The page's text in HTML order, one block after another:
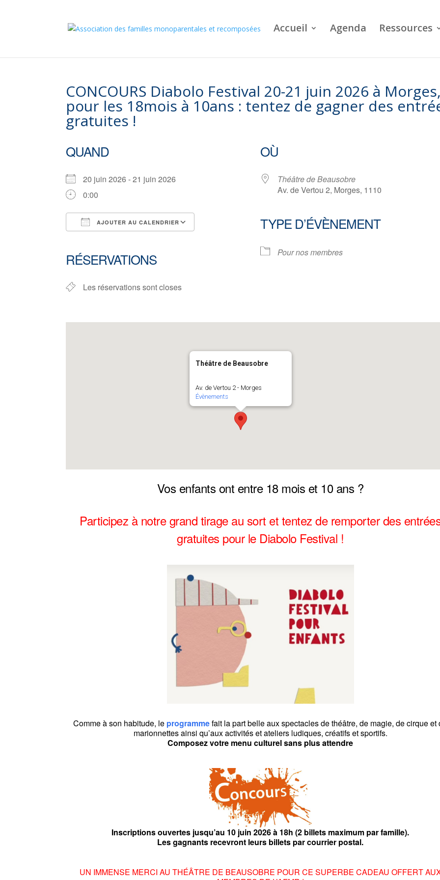
Accueil Agenda Ressources
CONCOURS Diabolo Festival 20-21 juin 2026 à
pour les 18mois à 10ans : tentez de gagner des
gratuites !
QUAND
20 juin 2026 - 21 juin 2026
0:00
AJOUTER AU CALENDRIER
RÉSERVATIONS
Les réservations sont closes
OÙ
Théâtre de Beausobre
Av. de Vertou 2, Morges, 1110
TYPE D’ÉVÈNEMENT
Pour nos membres
Théâtre de Beausobre
Av. de Vertou 2 - Morges
Évènements
Vos enfants ont entre 18 mois et 10 ans ?
Participez à notre grand tirage au sort et tentez de remporter des
gratuites pour le Diabolo Festival !
Comme à son habitude, le programmefait la part belle aux spectacles de théâtre, de magie, de cirque et
marionnettes ainsi qu’aux activités et ateliers ludiques, créatifs et sportifs.
Composez votre menu culturel sans plus attendre
Inscriptions ouvertes jusqu’au 10 juin 2026 à 18h (2 billets maximum par famille).
Les gagnants recevront leurs billets par courrier postal.
UN IMMENSE MERCI AU THÉÂTRE DE BEAUSOBRE POUR CE SUPERBE CADEAU OFFERT